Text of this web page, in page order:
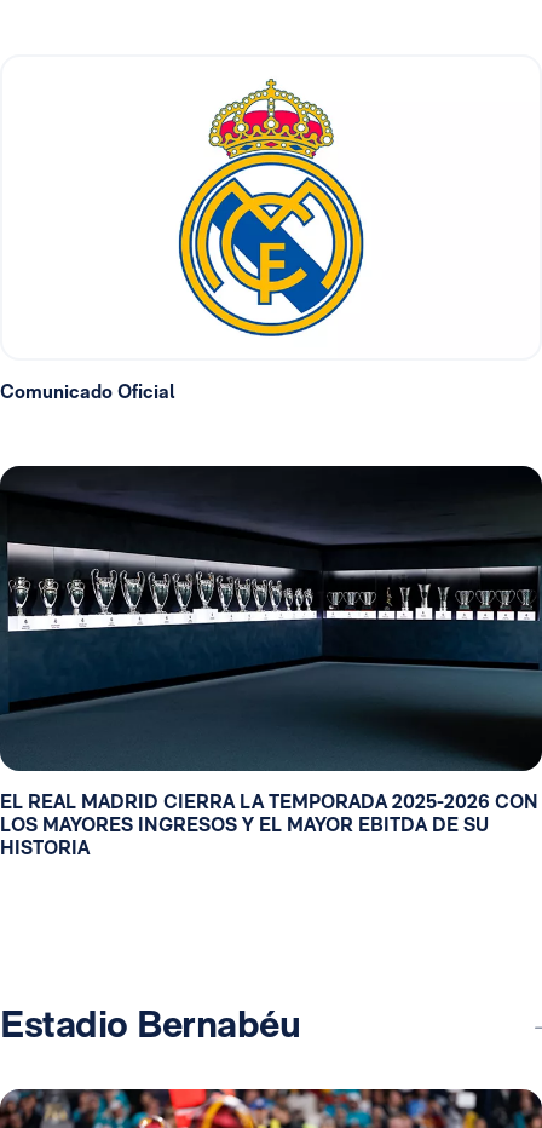
Comunicado Oficial
EL REAL MADRID CIERRA LA TEMPORADA 2025-2026 CON
LOS MAYORES INGRESOS Y EL MAYOR EBITDA DE SU
HISTORIA
Estadio Bernabéu